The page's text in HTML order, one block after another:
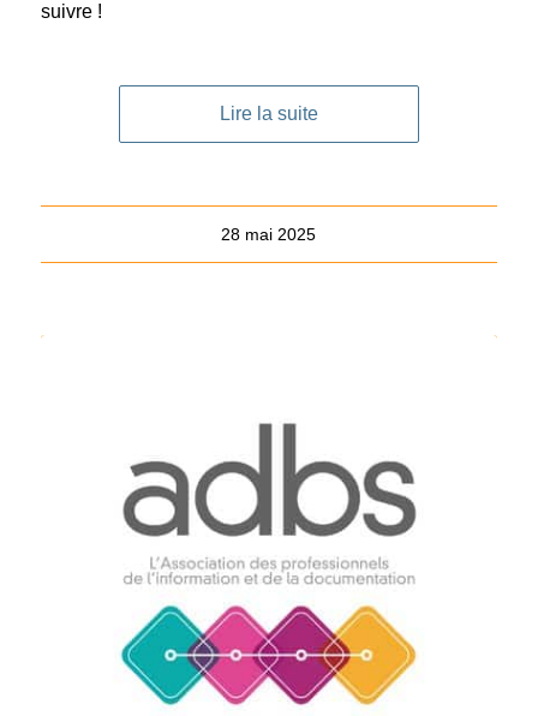
suivre !
Lire la suite
28 mai 2025